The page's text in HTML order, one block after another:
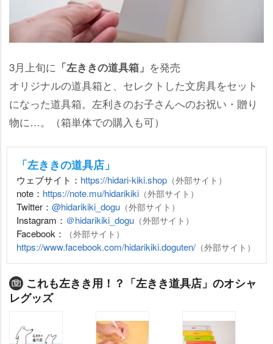
3月上旬に 「左ききの道具箱」 を発売
オリジナルの道具箱と、セレクトした文房具をセット
になった道具箱。左利きのお子さんへのお祝い・贈り
物に…。（箱単体での購入も可）
「左ききの道具店」
ウェブサイト： https://hidari-kiki.shop （外部サイト）
note： https://note.mu/hidarikiki （外部サイト）
Twitter： @hidarikiki_dogu （外部サイト）
Instagram： ＠hidarikiki_dogu （外部サイト）
Facebook： （外部サイト）
https://www.facebook.com/hidarikiki.doguten/ （外部サイト）
これも左きき用！？「左きき道具店」のオシャ
レグッズ